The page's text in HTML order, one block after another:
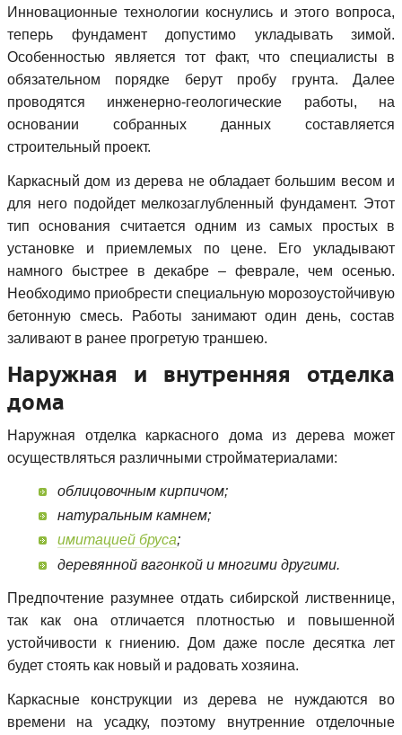
Инновационные технологии коснулись и этого вопроса,
теперь фундамент допустимо укладывать зимой.
Особенностью является тот факт, что специалисты в
обязательном порядке берут пробу грунта. Далее
проводятся инженерно-геологические работы, на
основании собранных данных составляется
строительный проект.
Каркасный дом из дерева не обладает большим весом и
для него подойдет мелкозаглубленный фундамент. Этот
тип основания считается одним из самых простых в
установке и приемлемых по цене. Его укладывают
намного быстрее в декабре – феврале, чем осенью.
Необходимо приобрести специальную морозоустойчивую
бетонную смесь. Работы занимают один день, состав
заливают в ранее прогретую траншею.
Наружная и внутренняя отделка
дома
Наружная отделка каркасного дома из дерева может
осуществляться различными стройматериалами:
облицовочным кирпичом;
натуральным камнем;
имитацией бруса;
деревянной вагонкой и многими другими.
Предпочтение разумнее отдать сибирской лиственнице,
так как она отличается плотностью и повышенной
устойчивости к гниению. Дом даже после десятка лет
будет стоять как новый и радовать хозяина.
Каркасные конструкции из дерева не нуждаются во
времени на усадку, поэтому внутренние отделочные